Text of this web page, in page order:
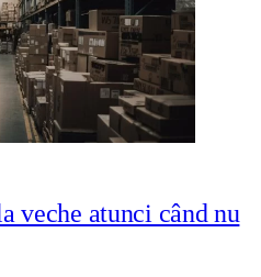
veche atunci când nu